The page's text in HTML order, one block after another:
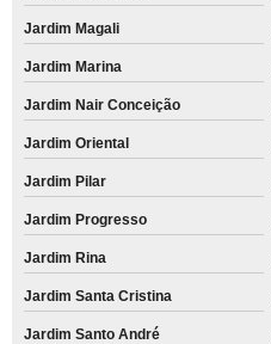
Jardim Magali
Jardim Marina
Jardim Nair Conceição
Jardim Oriental
Jardim Pilar
Jardim Progresso
Jardim Rina
Jardim Santa Cristina
Jardim Santo André